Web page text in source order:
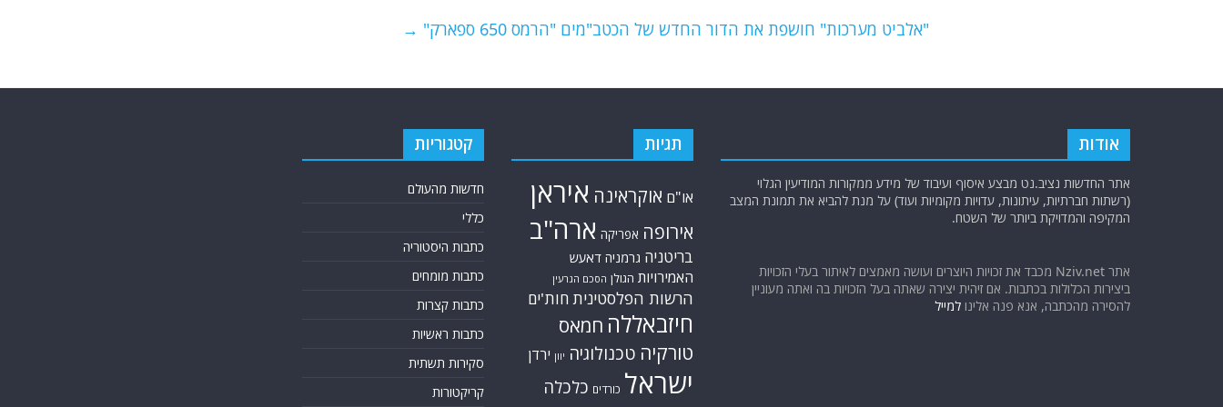
o
"אלביט מערכות" חושפת את הדור החדש של הכטב"מים "הרמס 650 ספארק" →
אודות
אתר החדשות נציב.נט מבצע איסוף ועיבוד של מידע ממקורות המודיעין הגלוי
(רשתות חברתיות, עיתונות, עדויות מקומיות ועוד) על מנת להביא את תמונת המצב
המקיפה והמדויקת ביותר של השטח.
אתר Nziv.net מכבד את זכויות היוצרים ועושה מאמצים לאיתור בעלי הזכויות
ביצירות הכלולות בכתבות. אם זיהית יצירה שאתה בעל הזכויות בה ואתה מעוניין
להסירה מהכתבה, אנא פנה אלינו למייל
תגיות
או"ם אוקראינה איראן
אירופה אפריקה ארה"ב
בריטניה גרמניה דאעש
האמירויות הגולן הסכם הגרעין
הרשות הפלסטינית חות'ים
חיזבאללה חמאס
טורקיה טכנולוגיה יוון ירדן
ישראל כורדים כלכלה
קטגוריות
חדשות מהעולם
כללי
כתבות היסטוריה
כתבות מומחים
כתבות קצרות
כתבות ראשיות
סקירות תשתית
קריקטורות